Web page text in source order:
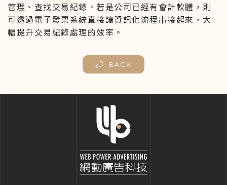
管理、查找交易紀錄。若是公司已經有會計軟體，則
可透過電子發票系統直接讓資訊化流程串接起來，大
幅提升交易紀錄處理的效率。
BACK